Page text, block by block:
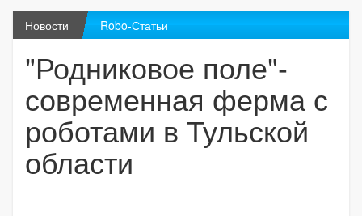
Новости Robo-Статьи
"Родниковое поле"-
современная ферма с
роботами в Тульской
области